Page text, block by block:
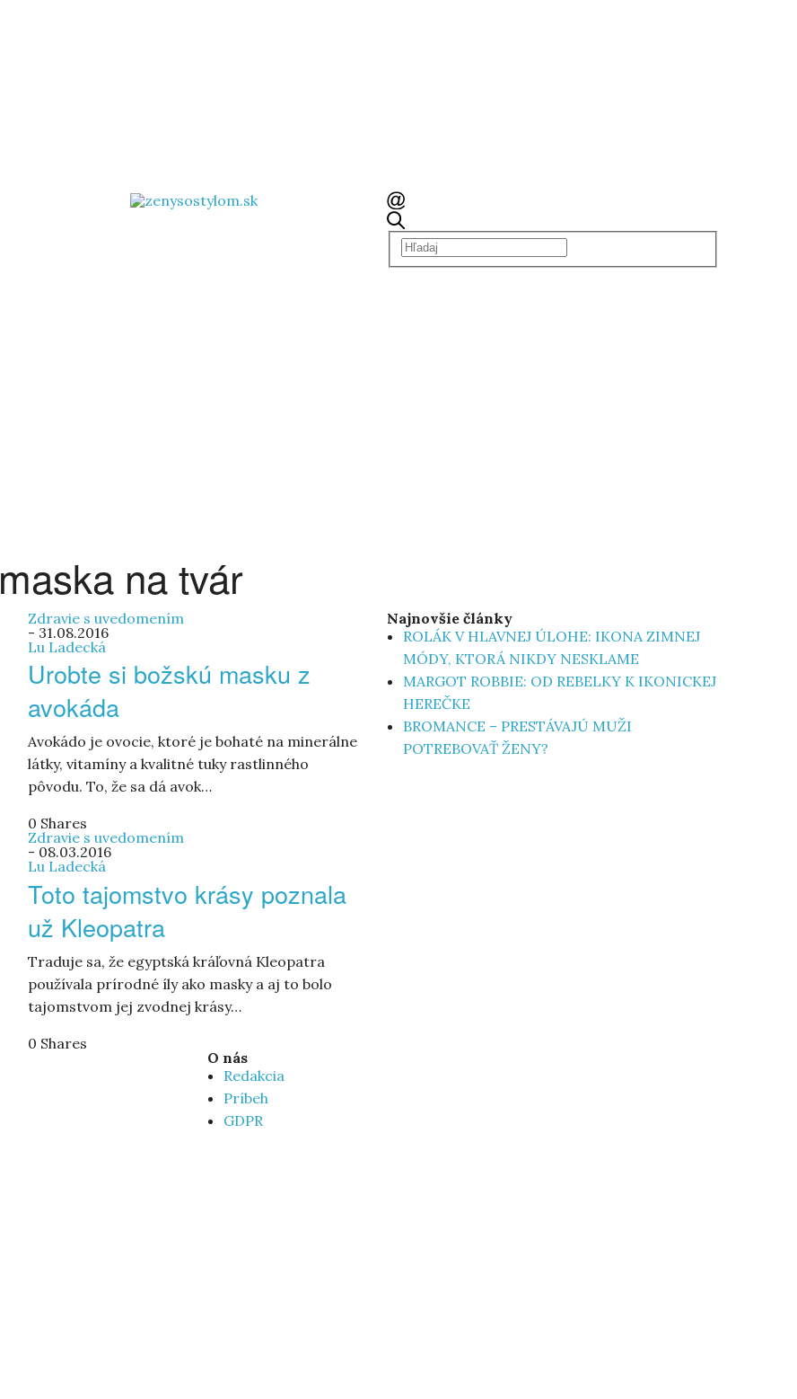
maska na tvár
Zdravie s uvedomením
- 31.08.2016
Lu Ladecká
Urobte si božskú masku z
avokáda
Avokádo je ovocie, ktoré je bohaté na minerálne
látky, vitamíny a kvalitné tuky rastlinného
pôvodu. To, že sa dá avok…
0 Shares
Zdravie s uvedomením
- 08.03.2016
Lu Ladecká
Toto tajomstvo krásy poznala
už Kleopatra
Traduje sa, že egyptská kráľovná Kleopatra
používala prírodné íly ako masky a aj to bolo
tajomstvom jej zvodnej krásy…
0 Shares
Najnovšie články
ROLÁK V HLAVNEJ ÚLOHE: IKONA ZIMNEJ
MÓDY, KTORÁ NIKDY NESKLAME
MARGOT ROBBIE: OD REBELKY K IKONICKEJ
HEREČKE
BROMANCE – PRESTÁVAJÚ MUŽI
POTREBOVAŤ ŽENY?
O nás
Redakcia
Príbeh
GDPR